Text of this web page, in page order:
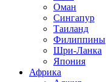
Оман
Сингапур
Таиланд
Филиппины
Шри-Ланка
Япония
Африка